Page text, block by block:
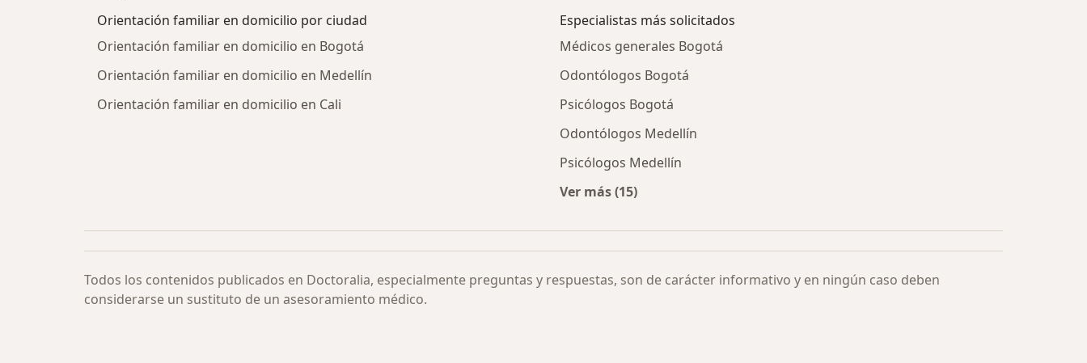
Orientación familiar en domicilio por ciudad
Orientación familiar en domicilio en Bogotá
Orientación familiar en domicilio en Medellín
Orientación familiar en domicilio en Cali
Especialistas más solicitados
Médicos generales Bogotá
Odontólogos Bogotá
Psicólogos Bogotá
Odontólogos Medellín
Psicólogos Medellín
Ver más (15)
Todos los contenidos publicados en Doctoralia, especialmente preguntas y respuestas, son de carácter informativo y en ningún caso deben
considerarse un sustituto de un asesoramiento médico.